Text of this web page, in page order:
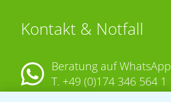
Kontakt & Notfall
Beratung auf WhatsApp
T. +49 (0)174 346 564 1